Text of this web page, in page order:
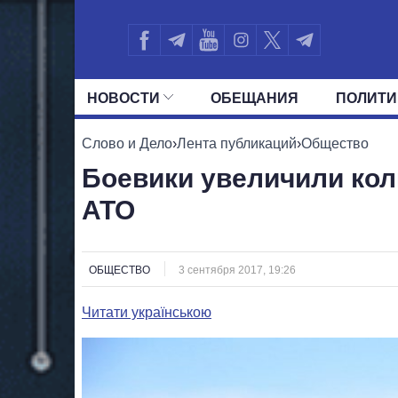
НОВОСТИ ОБЕЩАНИЯ
ВСЕ ПОЛИТИКИ ПРЕЗИДЕНТ И
Слово и Дело›Лента публикаций›Общество
Боевики увеличили
АТО
ОБЩЕСТВО 3 сентября 2017, 19:26
Читати українською